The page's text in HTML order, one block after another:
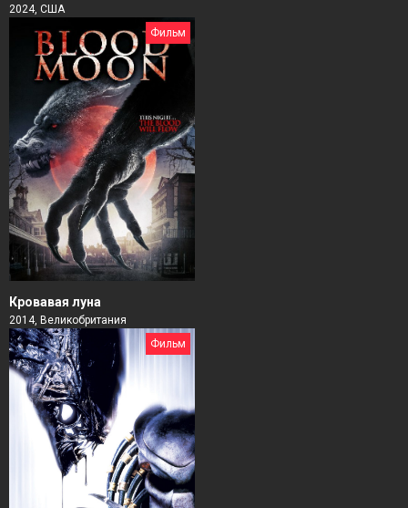
2024, США
Фильм
Кровавая луна
2014, Великобритания
Фильм